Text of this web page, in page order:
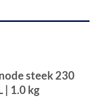
steek 230
| 1.0 kg